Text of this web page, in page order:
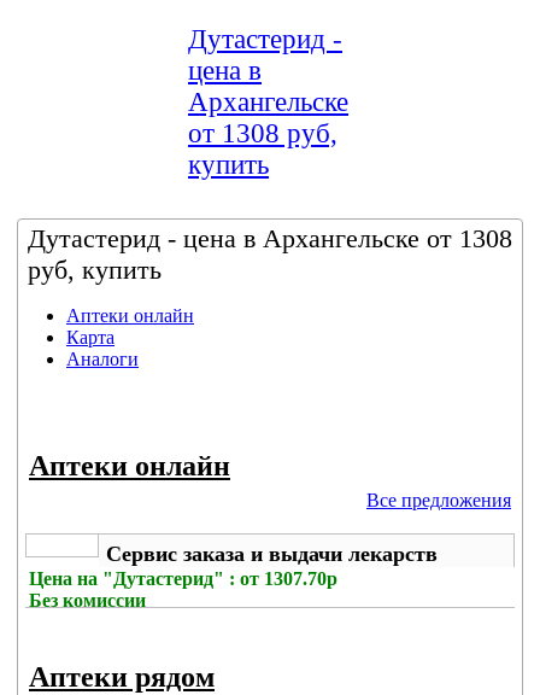
Дутастерид -
цена в
Архангельске
от 1308 руб,
купить
Дутастерид - цена в Архангельске от 1308
руб, купить
Аптеки онлайн
Карта
Аналоги
Аптеки онлайн
Все предложения
Сервис заказа и выдачи лекарств
Цена на "Дутастерид" : от 1307.70р
Без комиссии
Аптеки рядом